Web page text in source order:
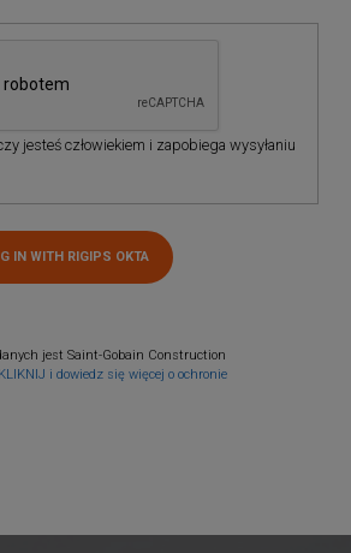
jesteś człowiekiem i zapobiega wysyłaniu
jest Saint-Gobain Construction
KLIKNIJ i dowiedz się więcej o ochronie